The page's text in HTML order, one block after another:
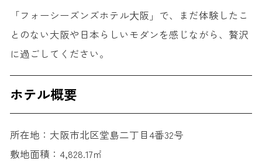
「フォーシーズンズホテル⼤阪」で、まだ体験したこ
とのない大阪や日本らしいモダンを感じながら、贅沢
に過ごしてください。
ホテル概要
所在地：大阪市北区堂島二丁目4番32号
敷地面積：4,828.17㎡